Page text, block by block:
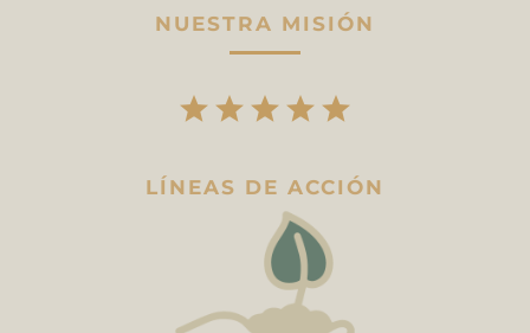
NUESTRA MISIÓN
LÍNEAS DE ACCIÓN